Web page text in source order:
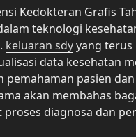
Kedokteran Grafis
teknologi
keluaran sdyyang
data kesehatan
pemahaman pasien
akan membahas
proses diagnosa dan